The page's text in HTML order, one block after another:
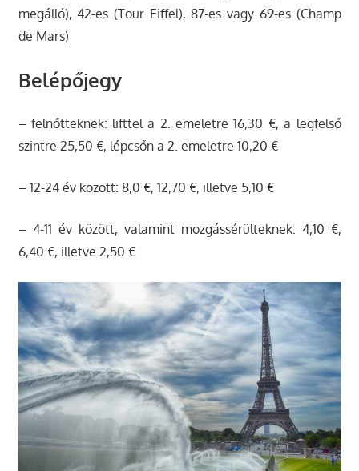
megálló), 42-es (Tour Eiffel), 87-es vagy 69-es (Champ
de Mars)
Belépőjegy
– felnőtteknek: lifttel a 2. emeletre 16,30 €, a legfelső
szintre 25,50 €, lépcsőn a 2. emeletre 10,20 €
– 12-24 év között: 8,0 €, 12,70 €, illetve 5,10 €
– 4-11 év között, valamint mozgássérülteknek: 4,10 €,
6,40 €, illetve 2,50 €